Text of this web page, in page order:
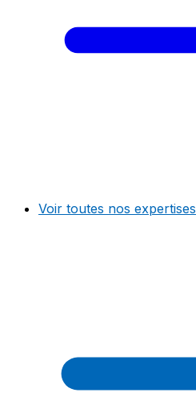
Voir toutes nos expertises